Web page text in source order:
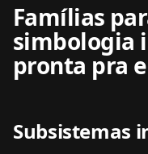
Famílias
simbologia
pronta pra
Subsistemas